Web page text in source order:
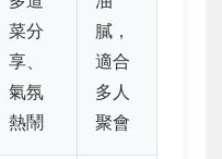
菜分
享、
氣氛
熱鬧
膩，
適合
多人
聚會